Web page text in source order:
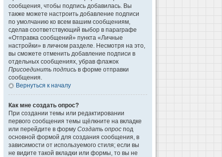
сообщения, чтобы подпись добавилась. Вы
также можете настроить добавление подписи
по умолчанию ко всем вашим сообщениям,
сделав соответствующий выбор в параграфе
«Отправка сообщений» пункта «Личные
настройки» в личном разделе. Несмотря на это,
вы сможете отменить добавление подписи в
отдельных сообщениях, убрав флажок
Присоединить подпись в форме отправки
сообщения.
Вернуться к началу
Как мне создать опрос?
При создании темы или редактировании
первого сообщения темы щёлкните на вкладке
или перейдите в форму Создать опрос под
основной формой для создания сообщения, в
зависимости от используемого стиля; если вы
не видите такой вкладки или формы, то вы не